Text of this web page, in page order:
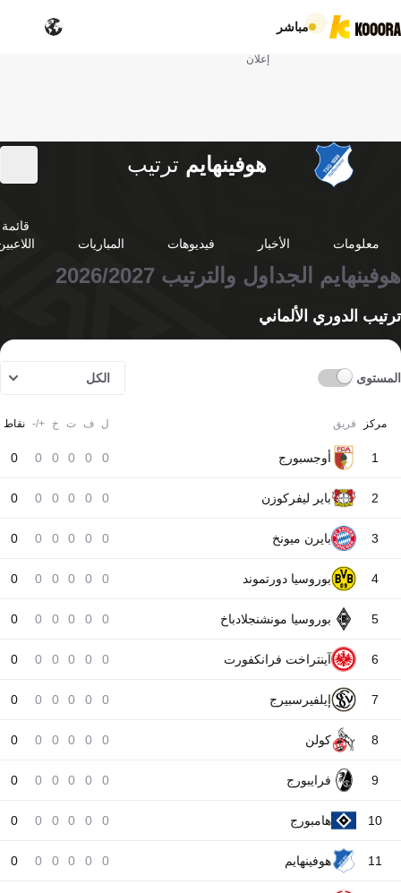
مباشر
إعلان
هوفينهايم ترتيب
معلومات الأخبار فيديوهات المباريات
قائمة
هوفينهايم الجداول والترتيب 2026/2027
ترتيب الدوري الألماني
المستوى الكل
مركز فريق ل ف ت خ +/- نقاط
1 أوجسبورج 0
0
0
0
0
0
2 باير ليفركوزن 0
0
0
0
0
0
3 بايرن ميونخ 0
0
0
0
0
0
4 بوروسيا دورتموند 0
0
0
0
0
0
5 بوروسيا مونشنجلادباخ 0
0
0
0
0
0
6 آينتراخت فرانكفورت 0
0
0
0
0
0
7 إيلفيرسبيرج 0
0
0
0
0
0
8 كولن 0
0
0
0
0
0
9 فرايبورج 0
0
0
0
0
0
10 هامبورج 0
0
0
0
0
0
11 هوفينهايم 0
0
0
0
0
0